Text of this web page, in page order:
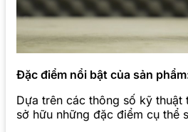
Đặc điểm nổi bật của sản
Dựa trên các thông số kỹ
sở hữu những đặc điểm cụ thể